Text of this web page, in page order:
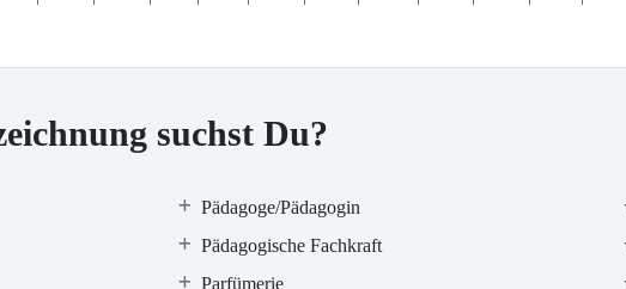
suchst Du?
Pädagoge/Pädagogin
Pädagogische Fachkraft
Parfümerie